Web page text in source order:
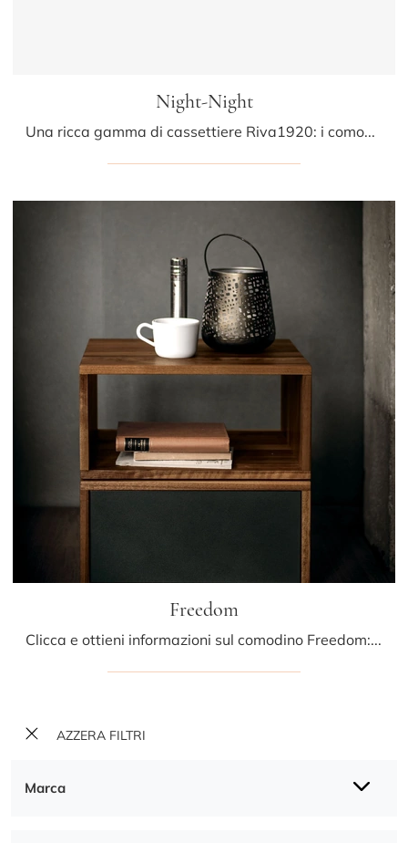
AZZERA FILTRI
Marca
Night-Night
Una ricca gamma di cassettiere Riva1920: i comodini moderni in legno, come Night-Night, sono tra le soluzioni più belle.
Freedom
Clicca e ottieni informazioni sul comodino Freedom: Comodini e mobili con cassetti di Riva1920 sono ideali per spazi moderni.